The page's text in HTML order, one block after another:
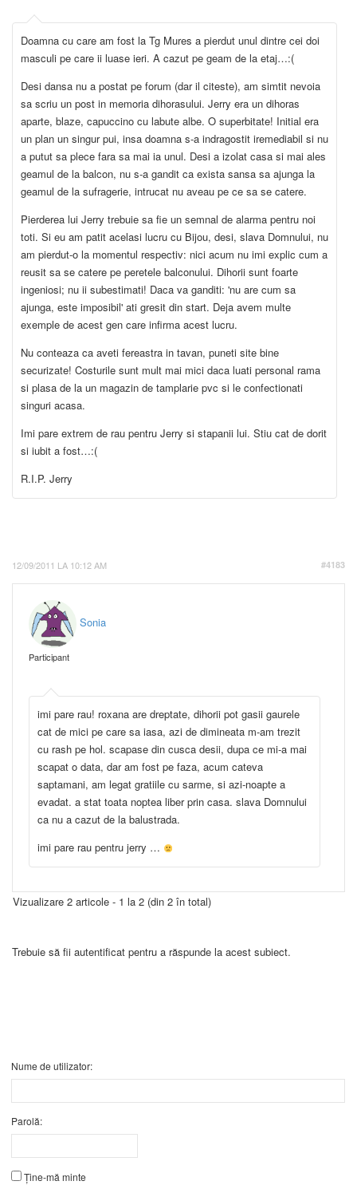
Doamna cu care am fost la Tg Mures a pierdut unul dintre cei doi
masculi pe care ii luase ieri. A cazut pe geam de la etaj…:(
Desi dansa nu a postat pe forum (dar il citeste), am simtit nevoia
sa scriu un post in memoria dihorasului. Jerry era un dihoras
aparte, blaze, capuccino cu labute albe. O superbitate! Initial era
un plan un singur pui, insa doamna s-a indragostit iremediabil si nu
a putut sa plece fara sa mai ia unul. Desi a izolat casa si mai ales
geamul de la balcon, nu s-a gandit ca exista sansa sa ajunga la
geamul de la sufragerie, intrucat nu aveau pe ce sa se catere.
Pierderea lui Jerry trebuie sa fie un semnal de alarma pentru noi
toti. Si eu am patit acelasi lucru cu Bijou, desi, slava Domnului, nu
am pierdut-o la momentul respectiv: nici acum nu imi explic cum a
reusit sa se catere pe peretele balconului. Dihorii sunt foarte
ingeniosi; nu ii subestimati! Daca va ganditi: 'nu are cum sa
ajunga, este imposibil' ati gresit din start. Deja avem multe
exemple de acest gen care infirma acest lucru.
Nu conteaza ca aveti fereastra in tavan, puneti site bine
securizate! Costurile sunt mult mai mici daca luati personal rama
si plasa de la un magazin de tamplarie pvc si le confectionati
singuri acasa.
Imi pare extrem de rau pentru Jerry si stapanii lui. Stiu cat de dorit
si iubit a fost…:(
R.I.P. Jerry
12/09/2011 LA 10:12 AM #4183
Sonia
Participant
imi pare rau! roxana are dreptate, dihorii pot gasii gaurele
cat de mici pe care sa iasa, azi de dimineata m-am trezit
cu rash pe hol. scapase din cusca desii, dupa ce mi-a mai
scapat o data, dar am fost pe faza, acum cateva
saptamani, am legat gratiile cu sarme, si azi-noapte a
evadat. a stat toata noptea liber prin casa. slava Domnului
ca nu a cazut de la balustrada.
imi pare rau pentru jerry …
Vizualizare 2 articole - 1 la 2 (din 2 în total)
Trebuie să fii autentificat pentru a răspunde la acest subiect.
Nume de utilizator:
Parolă:
Ține-mă minte